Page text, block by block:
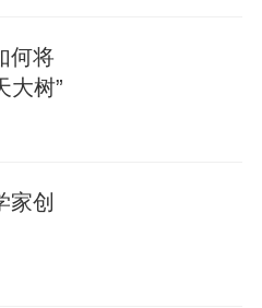
何将
大树”
家创